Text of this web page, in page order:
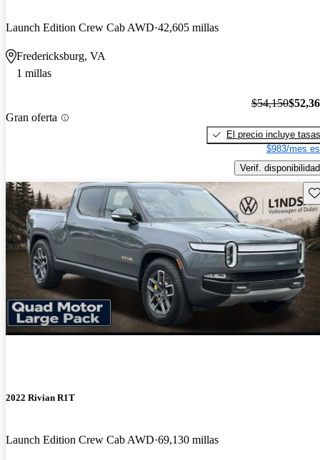
Launch Edition Crew Cab AWD 42,605 millas
Fredericksburg, VA
1 millas
Gran oferta
$54,150
El precio incluye tasas
$983/mes
Verif. disponibilidad
2022 Rivian R1T
Launch Edition Crew Cab AWD 69,130 millas